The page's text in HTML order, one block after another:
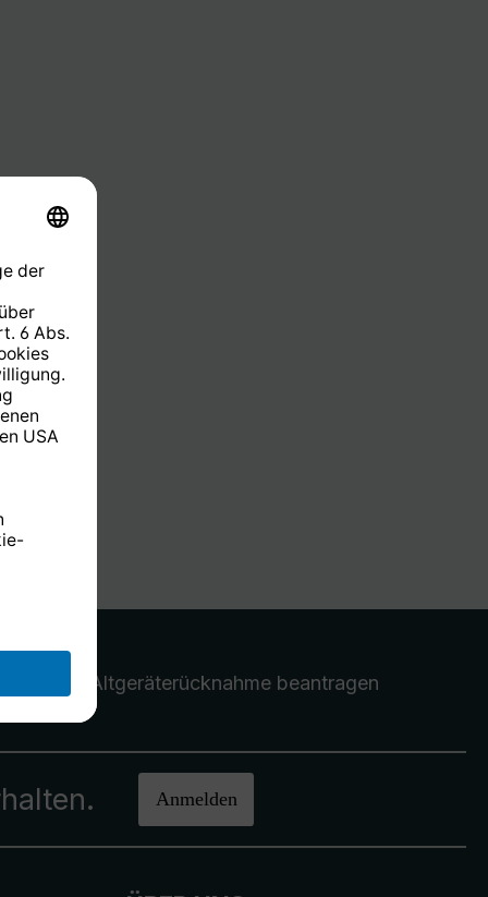
Altgeräterücknahme beantragen
Anmelden